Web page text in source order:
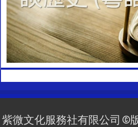
紫微文化服務社有限公司 ©